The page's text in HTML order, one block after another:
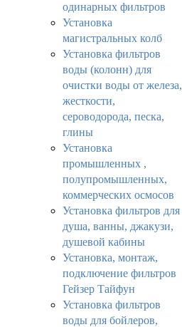
одинарных фильтров
Установка
магистральных колб
Установка фильтров
воды (колонн) для
очистки воды от железа,
жесткости,
сероводорода, песка,
глины
Установка
промышленных ,
полупромышленных,
коммерческих осмосов
Установка фильтров для
душа, ванны, джакузи,
душевой кабины
Установка, монтаж,
подключение фильтров
Гейзер Тайфун
Установка фильтров
воды для бойлеров,